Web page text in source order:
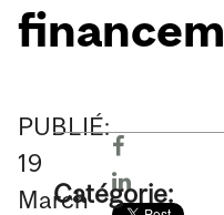
PUBLIÉ:
19
MarchCatégorie: